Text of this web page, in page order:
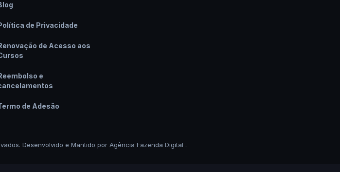
de Privacidade
de Acesso aos
e
de Adesão
Desenvolvido e Mantido por Agência Fazenda Digital .